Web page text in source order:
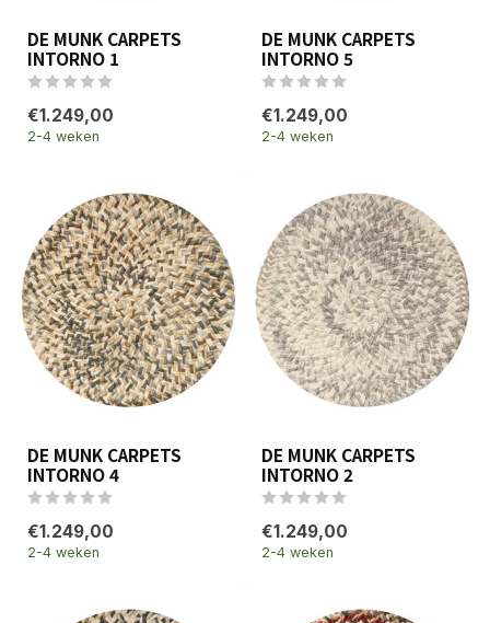
DE MUNK CARPETS
INTORNO 1
€1.249,00
2-4 weken
DE MUNK CARPETS
INTORNO 5
€1.249,00
2-4 weken
DE MUNK CARPETS
INTORNO 4
€1.249,00
2-4 weken
DE MUNK CARPETS
INTORNO 2
€1.249,00
2-4 weken